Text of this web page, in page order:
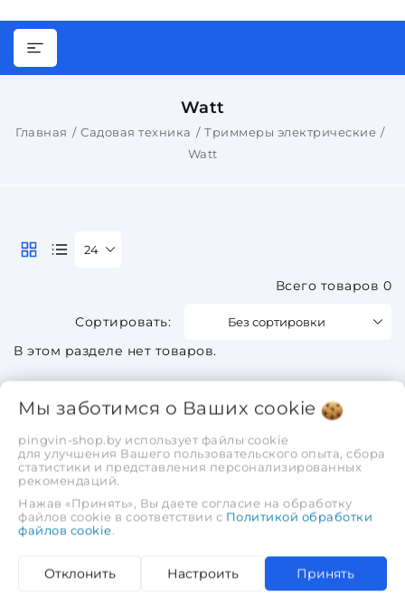
Watt
Главная Садовая техника
Триммеры электрические
Watt
Без сортировки
Всего товаров 0
24
В этом разделе нет товаров.
Мы заботимся о Ваших cookie
pingvin-shop.by использует файлы cookie
для улучшения Вашего пользовательского опыта, сбора
статистики и представления персонализированных
рекомендаций.
Нажав «Принять», Вы даете согласие на обработку
файлов cookie в соответствии с Политикой обработки
файлов cookie
Отклонить Настроить Принять